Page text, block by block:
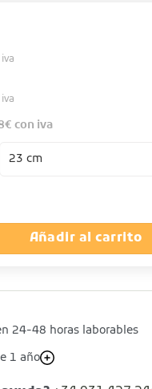
€ con iva
"ROBUST" de acero
Añadir al carrito
24-48 horas laborables
1 año